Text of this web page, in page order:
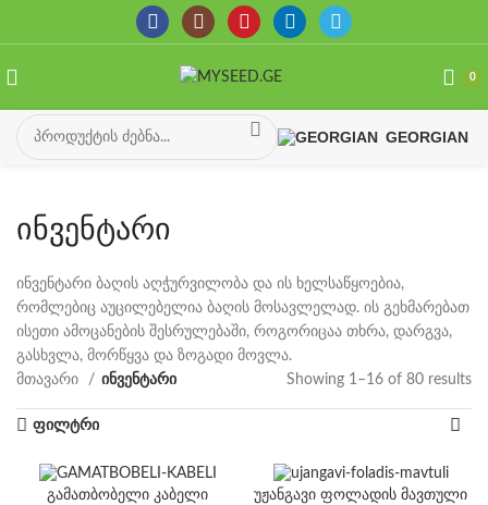
0
GEORGIAN
ინვენტარი
ინვენტარი ბაღის აღჭურვილობა და ის ხელსაწყოებია,
რომლებიც აუცილებელია ბაღის მოსავლელად. ის გეხმარებათ
ისეთი ამოცანების შესრულებაში, როგორიცაა თხრა, დარგვა,
გასხვლა, მორწყვა და ზოგადი მოვლა.
მთავარი
ინვენტარი Showing 1–16 of 80 results
ფილტრი
გამათბობელი კაბელი უჟანგავი ფოლადის მავთული